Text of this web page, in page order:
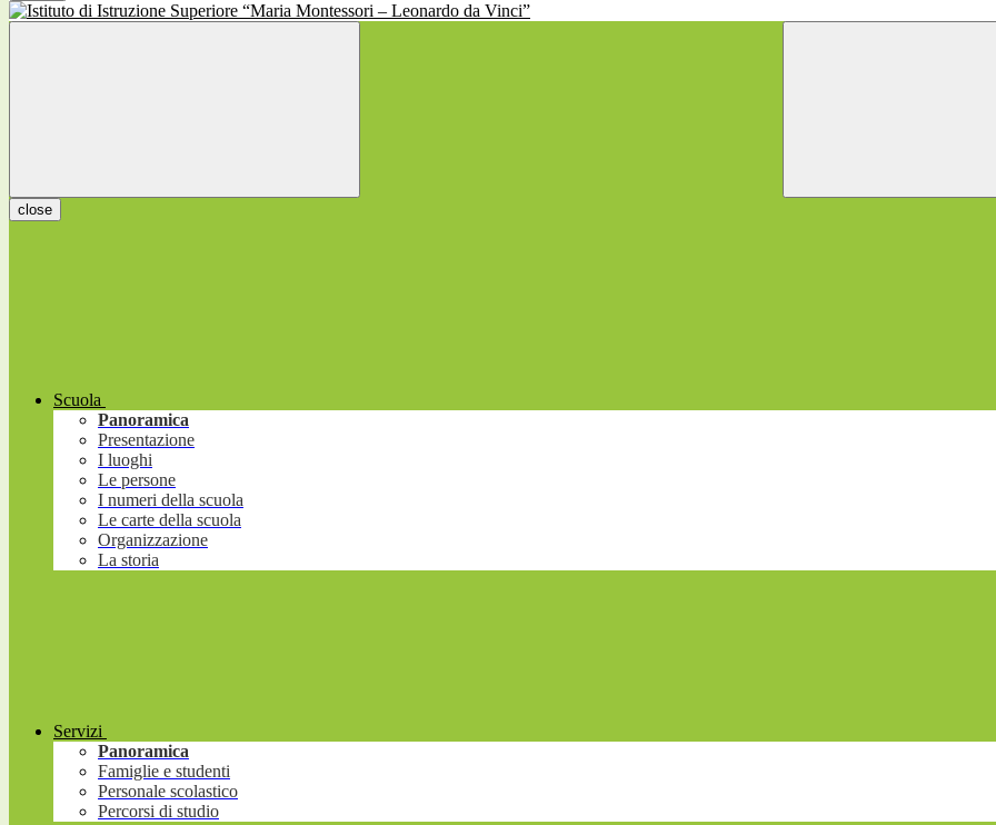
close
Scuola
Panoramica
Presentazione
I luoghi
Le persone
I numeri della scuola
Le carte della scuola
Organizzazione
La storia
Servizi
Panoramica
Famiglie e studenti
Personale scolastico
Percorsi di studio